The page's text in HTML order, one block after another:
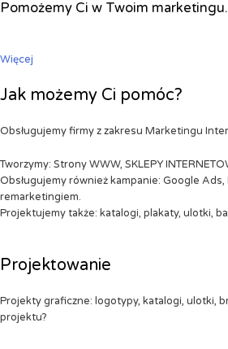
Pomożemy Ci w Twoim
Więcej
Jak możemy Ci pomóc?
Obsługujemy firmy z zakresu Marketingu
Tworzymy: Strony WWW, SKLEPY
Obsługujemy również kampanie: Google Ads,
remarketingiem.
Projektujemy także: katalogi, plakaty, ulotki,
Projektowanie
Projekty graficzne: logotypy, katalogi, ulotki,
projektu?